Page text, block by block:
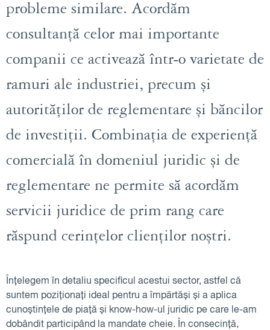
probleme similare. Acordăm
consultanță celor mai importante
companii ce activează într-o varietate de
ramuri ale industriei, precum și
autorităților de reglementare și băncilor
de investiții. Combinația de experiență
comercială în domeniul juridic și de
reglementare ne permite să acordăm
servicii juridice de prim rang care
răspund cerințelor clienților noștri.
Înțelegem în detaliu specificul acestui sector, astfel că
suntem poziționați ideal pentru a împărtăși și a aplica
cunoștințele de piață și know-how-ul juridic pe care le-am
dobândit participând la mandate cheie. În consecință,